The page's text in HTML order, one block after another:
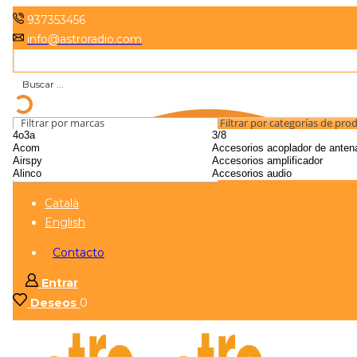
937353456
info@astroradio.com
Filtrar por marcas Filtrar por categorías de
Català
English
Contacto
Entrar
Deseos 0